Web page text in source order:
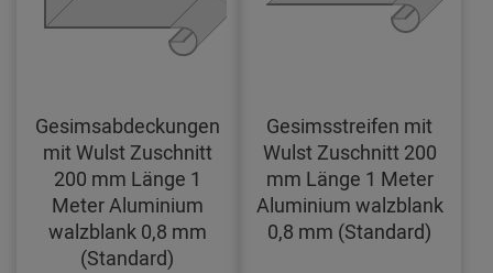
Gesimsabdeckungen
mit Wulst Zuschnitt
200 mm Länge 1
Meter Aluminium
walzblank 0,8 mm
(Standard)
Gesimsstreifen mit
Wulst Zuschnitt 200
mm Länge 1 Meter
Aluminium walzblank
0,8 mm (Standard)